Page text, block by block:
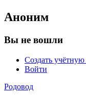
Аноним
Вы не вошли
Создать учётную
Войти
Родовод